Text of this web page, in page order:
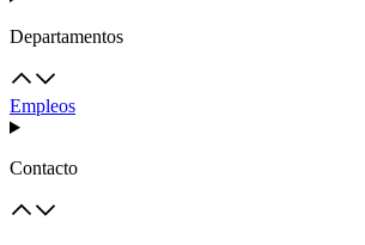
Departamentos
Empleos
Contacto